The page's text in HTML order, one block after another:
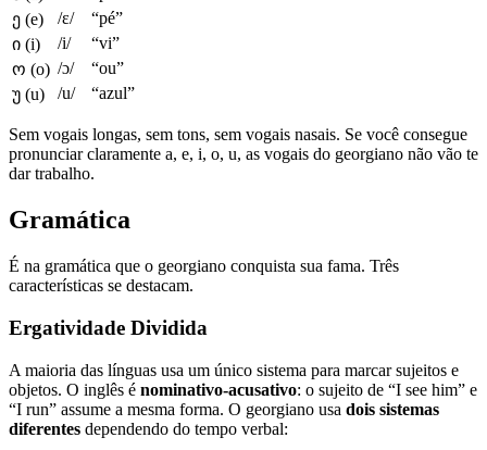
ე (e)
/ɛ/
“pé”
ი (i)
/i/
“vi”
ო (o) /ɔ/
“ou”
უ (u)
/u/ “azul”
Sem vogais longas, sem tons, sem vogais nasais. Se você consegue
pronunciar claramente a, e, i, o, u, as vogais do georgiano não vão te
dar trabalho.
Gramática
É na gramática que o georgiano conquista sua fama. Três
características se destacam.
Ergatividade Dividida
A maioria das línguas usa um único sistema para marcar sujeitos e
objetos. O inglês é nominativo-acusativo: o sujeito de “I see him” e
“I run” assume a mesma forma. O georgiano usa dois sistemas
diferentes dependendo do tempo verbal: